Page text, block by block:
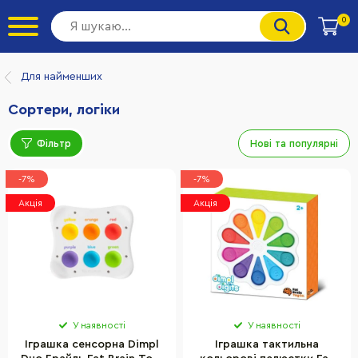
0
Для найменших
Сортери, логіки
Фільтр Нові та популярні
-7%
Акція
У наявності
Іграшка сенсорна Dimpl
-7%
Акція
У наявності
Іграшка тактильна